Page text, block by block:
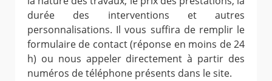
durée des interventions et autres
personnalisations. Il vous suffira de remplir le
formulaire de contact (réponse en moins de 24
h) ou nous appeler directement à partir des
numéros de téléphone présents dans le site.